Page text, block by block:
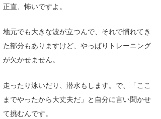
正直、怖いですよ。
地元でも大きな波が立つんで、それで慣れてき
た部分もありますけど、やっぱりトレーニング
が欠かせません。
走ったり泳いだり、潜水もします。で、「ここ
までやったから大丈夫だ」と自分に言い聞かせ
て挑むんです。